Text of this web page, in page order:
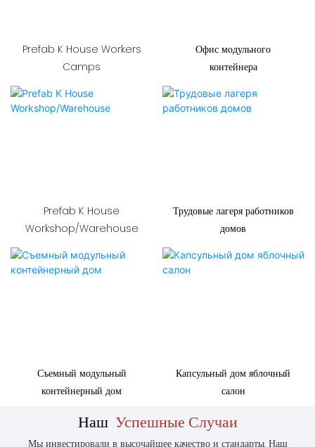
Prefab K House Workers
Camps
Офис модульного
контейнера
Prefab K House
Workshop/Warehouse
Трудовые лагеря работников
домов
Съемный модульный
контейнерный дом
Капсульный дом яблочный
салон
Наш Успешные Случаи
Мы инвестировали в высочайшее качество и стандарты. Наш